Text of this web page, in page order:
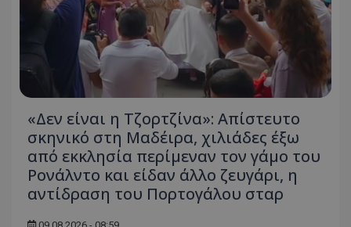
«Δεν είναι η Τζορτζίνα»: Απίστευτο
σκηνικό στη Μαδέιρα, χιλιάδες έξω
από εκκλησία περίμεναν τον γάμο του
Ρονάλντο και είδαν άλλο ζευγάρι, η
αντίδραση του Πορτογάλου σταρ